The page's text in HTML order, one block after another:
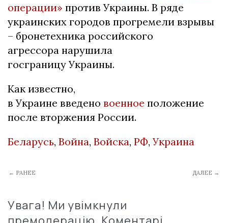
операции» против Украины. В ряде
украинских городов прогремели взрывы
– бронетехника российского
агрессора нарушила
госграницу Украины.
Как известно,
в Украине введено военное положение
после вторжения России.
Беларусь, Война, Войска, РФ,Украина
← РАНЕЕ ДАЛЕЕ →
Увага! Ми увімкнули